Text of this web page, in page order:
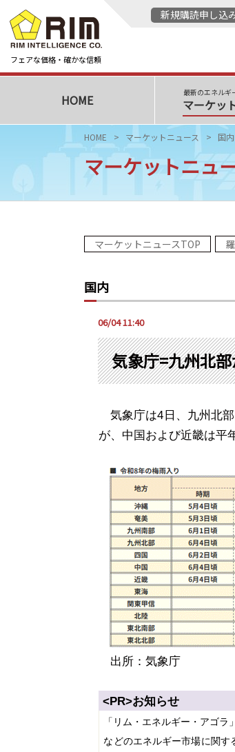
フェアな価格・確かな信頼
新規購読申し込
HOME 最新のエネルギ
マーケッ
HOME マーケットニュース 国内
マーケットニュ
マーケットニュースTOP
国内
06/04 11:40
気象庁=九州北
気象庁は4 日、九州北
が、中国および近畿は平
出所：気象庁
<PR>お知らせ
「リム・エネルギー・アゴラ
などのエネルギー市場に関す